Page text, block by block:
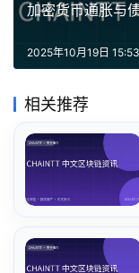
加密货币通胀与
2025年10月19日 15:53
相关推荐